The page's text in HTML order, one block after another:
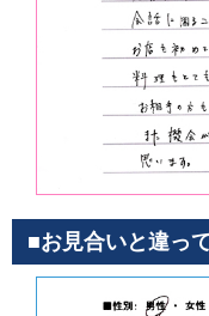
■お見合いと違っ